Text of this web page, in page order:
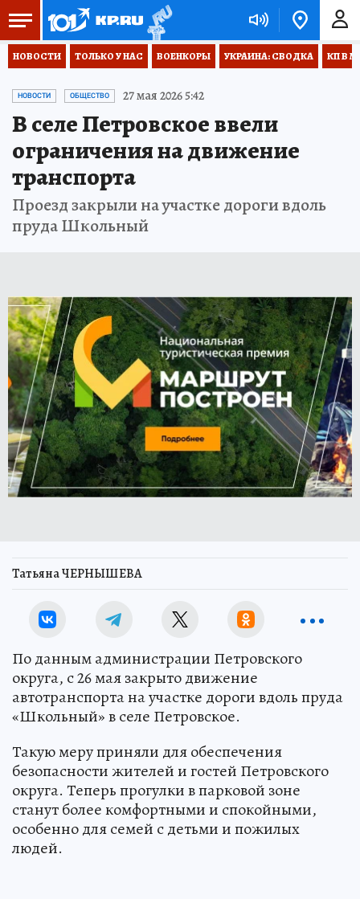
НОВОСТИ ТОЛЬКО У НАС ВОЕНКОРЫ УКРАИНА: СВОДКА КП В
НОВОСТИ ОБЩЕСТВО 27 мая 2026 5:42
В селе Петровское ввели
ограничения на движение
транспорта
Проезд закрыли на участке дороги вдоль
пруда Школьный
Татьяна ЧЕРНЫШЕВА
По данным администрации Петровского
округа, с 26 мая закрыто движение
автотранспорта на участке дороги вдоль пруда
«Школьный» в селе Петровское.
Такую меру приняли для обеспечения
безопасности жителей и гостей Петровского
округа. Теперь прогулки в парковой зоне
станут более комфортными и спокойными,
особенно для семей с детьми и пожилых
людей.